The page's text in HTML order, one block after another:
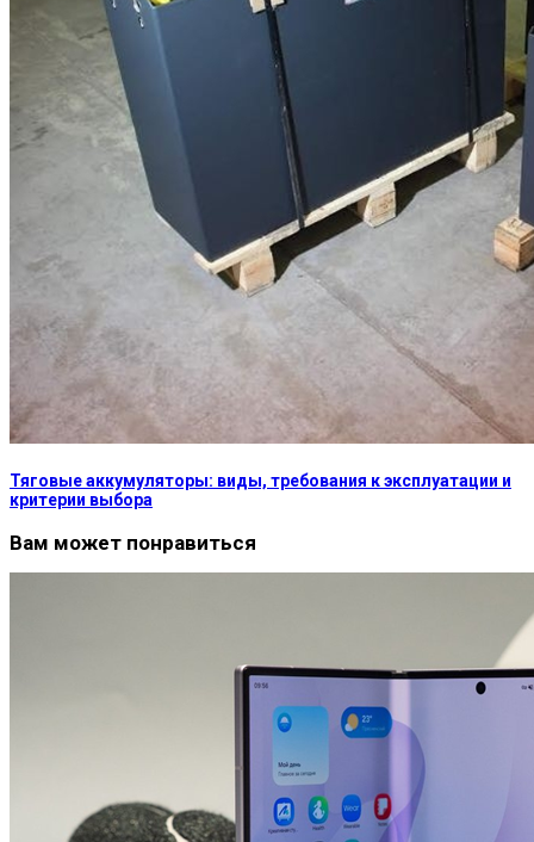
Тяговые аккумуляторы: виды, требования к эксплуатации и
критерии выбора
Вам может понравиться